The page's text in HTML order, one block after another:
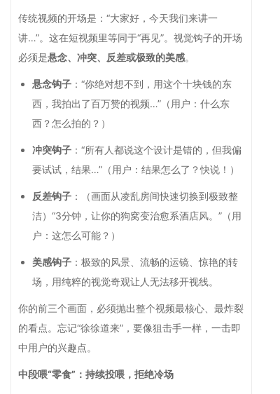
传统视频的开场是：“大家好，今天我们来讲一
讲…”。这在短视频里等同于“再见”。视觉钩子的开场
必须是悬念、冲突、反差或极致的美感。
悬念钩子 ：“你绝对想不到，用这个十块钱的东
西，我拍出了百万赞的视频…”（用户：什么东
西？怎么拍的？）
冲突钩子 ：“所有人都说这个设计是错的，但我偏
要试试，结果…”（用户：结果怎么了？快说！）
反差钩子 ：（画面从凌乱房间快速切换到极致整
洁）“3分钟，让你的狗窝变治愈系酒店风。”（用
户：这怎么可能？）
美感钩子 ：极致的风景、流畅的运镜、惊艳的转
场，用纯粹的视觉奇观让人无法移开视线。
你的前三个画面，必须抛出整个视频最核心、最炸裂
的看点。忘记“徐徐道来”，要像狙击手一样，一击即
中用户的兴趣点。
中段喂“零食”：持续投喂，拒绝冷场